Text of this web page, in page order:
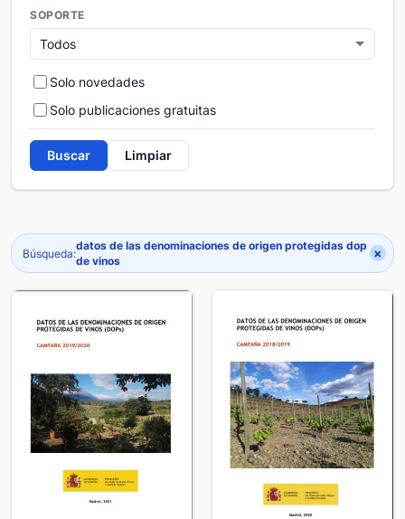
SOPORTE
Solo novedades
Solo publicaciones gratuitas
Buscar Limpiar
Búsqueda:
datos de las denominaciones de origen protegidas dop
de vinos
×